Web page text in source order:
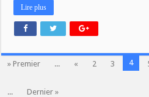
Lire plus
» Premier ... « 2 3 4
...
Dernier »